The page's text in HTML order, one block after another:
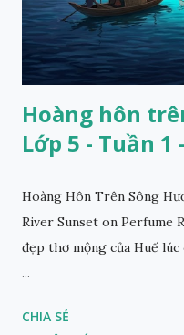
Hoàng hôn
Lớp 5 - Tuần 1
Hoàng Hôn Trên Sông
River Sunset on Perfume
đẹp thơ mộng của Huế
...
CHIA SẺ